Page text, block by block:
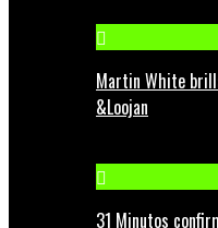
Martin White
&Loojan
31 Minutos